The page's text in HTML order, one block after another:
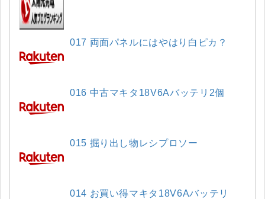
017 両面パネルにはやはり白ピカ？
016 中古マキタ18V6Aバッテリ2個
015 掘り出し物レシプロソー
014 お買い得マキタ18V6Aバッテリ